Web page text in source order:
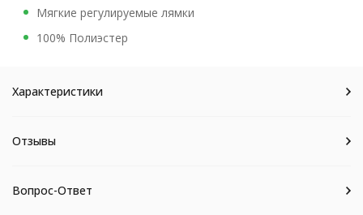
Мягкие регулируемые лямки
100% Полиэстер
Характеристики
Отзывы
Вопрос-Ответ